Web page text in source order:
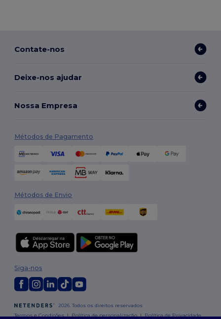
Contate-nos
Deixe-nos ajudar
Nossa Empresa
Métodos de Pagamento
Métodos de Envio
2026. Todos os direitos reservados
Termos e Condições|Política de personalização|Política de Privacidade
Siga-nos